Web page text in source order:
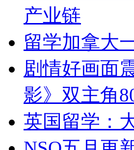
产业链
留学加拿大
剧情好画面
影》双主角
英国留学：